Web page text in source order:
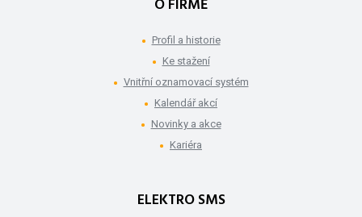
O FIRMĚ
Profil a historie
Ke stažení
Vnitřní oznamovací systém
Kalendář akcí
Novinky a akce
Kariéra
ELEKTRO SMS